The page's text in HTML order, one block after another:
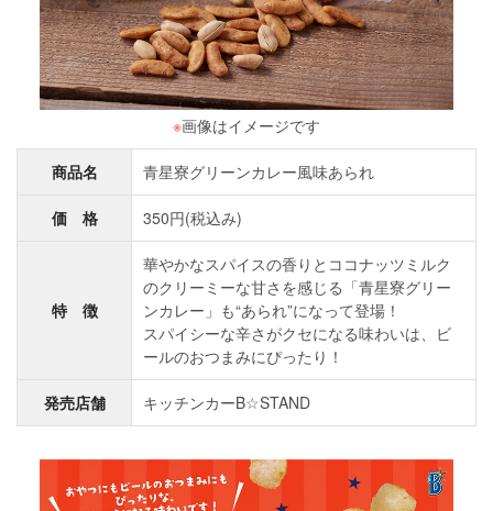
※画像はイメージです
商品名 青星寮グリーンカレー風味あられ
価 格 350円(税込み)
特 徴
華やかなスパイスの香りとココナッツミルク
のクリーミーな甘さを感じる「青星寮グリー
ンカレー」も“あられ”になって登場！
スパイシーな辛さがクセになる味わいは、ビ
ールのおつまみにぴったり！
発売店舗 キッチンカーB☆STAND